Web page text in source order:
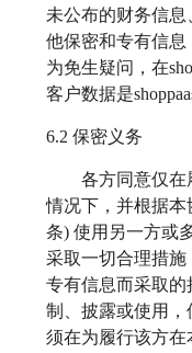
未公布的财务信
他保密和专有信息
为免生疑问，在
客户数据是
6.2 保密义务
各方同意仅在
情况下，并根据
条) 使用另一方或
采取一切合理措
专有信息而采取的
制、披露或使用
须在为履行该方